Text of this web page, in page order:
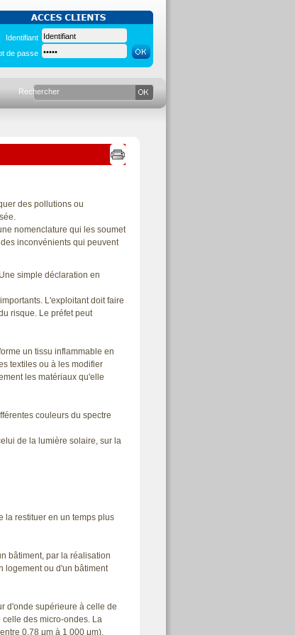
Identifiant
de passe
des pollutions ou
nomenclature qui les soumet
inconvénients qui peuvent
simple déclaration en
L'exploitant doit faire
risque. Le préfet peut
un tissu inflammable en
textiles ou à les modifier
les matériaux qu'elle
couleurs du spectre
de la lumière solaire, sur la
la restituer en un temps plus
bâtiment, par la réalisation
logement ou d'un bâtiment
d'onde supérieure à celle de
des micro-ondes. La
0,78 μm à 1 000 μm).